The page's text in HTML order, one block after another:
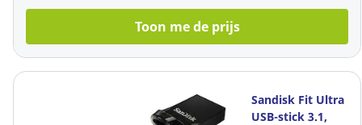
Toon me de prijs
Sandisk Fit Ultra
USB-stick 3.1,